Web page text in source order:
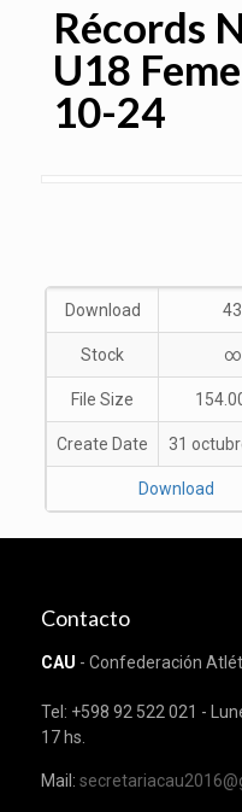
Récords
U18
10-24
Download 43
Stock ∞
File Size
Create Date 31
Download
Contacto
CAU - Confederación
Tel: +598 92 522 021 -
17 hs.
Mail: